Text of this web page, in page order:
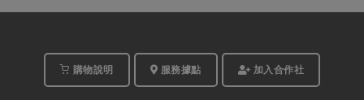
購物說明 服務據點 加入合作社